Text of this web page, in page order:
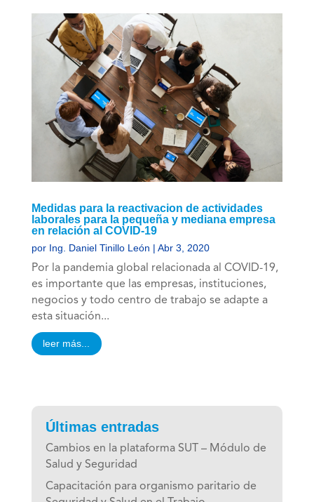
Medidas para la reactivacion de actividades
laborales para la pequeña y mediana empresa
en relación al COVID-19
por Ing. Daniel Tinillo León | Abr 3, 2020
Por la pandemia global relacionada al COVID-19,
es importante que las empresas, instituciones,
negocios y todo centro de trabajo se adapte a
esta situación...
leer más...
Últimas entradas
Cambios en la plataforma SUT – Módulo de
Salud y Seguridad
Capacitación para organismo paritario de